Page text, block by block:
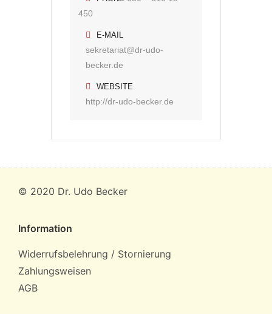
450
E-MAIL
sekretariat@dr-udo-
becker.de
WEBSITE
http://dr-udo-becker.de
© 2020 Dr. Udo Becker
Information
Widerrufsbelehrung / Stornierung
Zahlungsweisen
AGB